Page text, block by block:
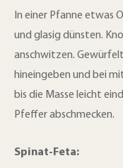
In einer Pfanne etwas
und glasig dünsten.
anschwitzen.
hineingeben und bei
bis die Masse leicht
Pfeffer abschmecken.
Spinat-Feta: